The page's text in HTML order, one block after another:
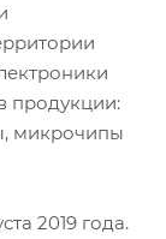
продукции:
микрочипы
2019 года.